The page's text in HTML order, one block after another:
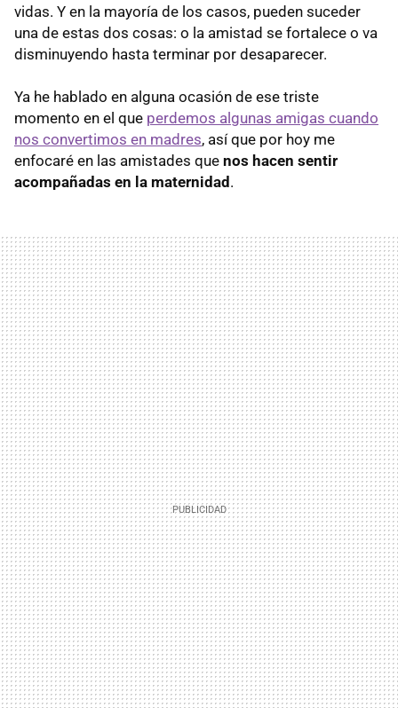
vidas. Y en la mayoría de los casos, pueden suceder
una de estas dos cosas: o la amistad se fortalece o va
disminuyendo hasta terminar por desaparecer.
Ya he hablado en alguna ocasión de ese triste
momento en el que perdemos algunas amigas cuando
nos convertimos en madres, así que por hoy me
enfocaré en las amistades que nos hacen sentir
acompañadas en la maternidad.